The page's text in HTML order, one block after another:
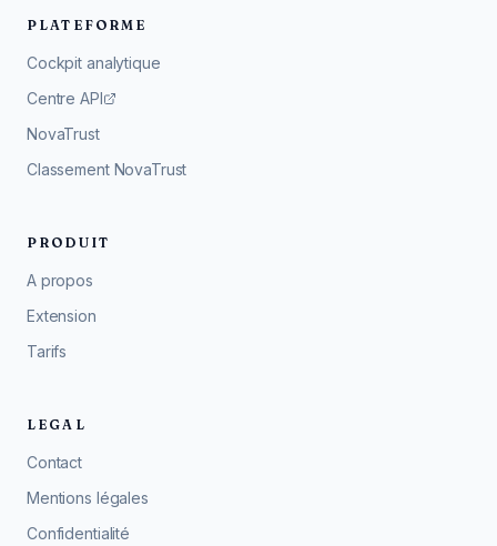
PLATEFORME
Cockpit analytique
Centre API
NovaTrust
Classement NovaTrust
PRODUIT
A propos
Extension
Tarifs
LEGAL
Contact
Mentions légales
Confidentialité